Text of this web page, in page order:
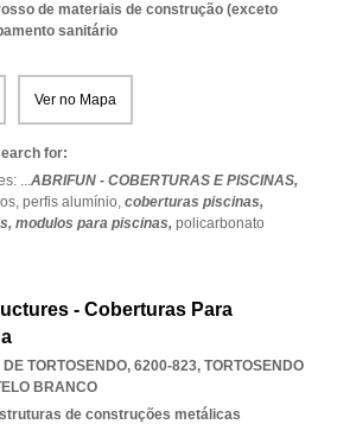
de materiais de construção (exceto
sanitário
Ver no Mapa
for:
...ABRIFUN - COBERTURAS E PISCINAS,
perfis alumínio, coberturas piscinas,
modulos para piscinas, policarbonato
- Coberturas Para
TORTOSENDO, 6200-823, TORTOSENDO
BRANCO
de construções metálicas